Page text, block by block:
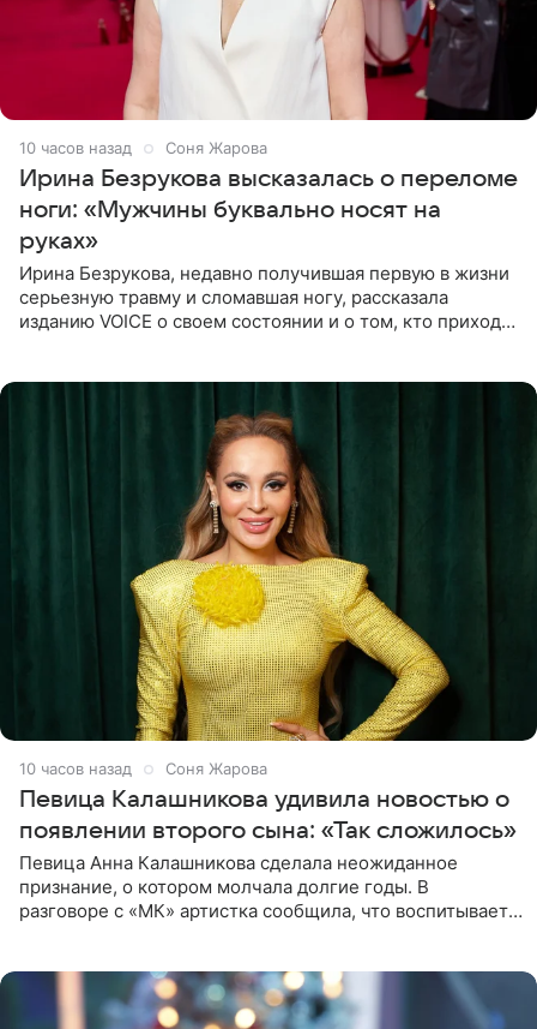
10 часов назад Соня Жарова
Ирина Безрукова высказалась о переломе
ноги: «Мужчины буквально носят на
руках»
Ирина Безрукова, недавно получившая первую в жизни
серьезную травму и сломавшая ногу, рассказала
изданию VOICE о своем состоянии и о том, кто приходит
10 часов назад Соня Жарова
Певица Калашникова удивила новостью о
появлении второго сына: «Так сложилось»
Певица Анна Калашникова сделала неожиданное
признание, о котором молчала долгие годы. В
разговоре с «МК» артистка сообщила, что воспитывает